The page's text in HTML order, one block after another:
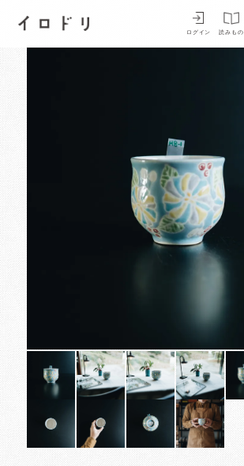
イロドリ
ログイン 読みもの